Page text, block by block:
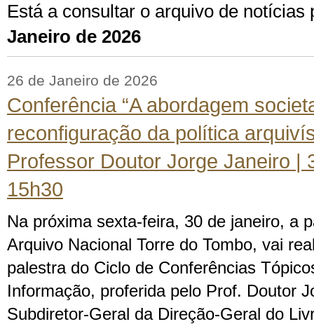
Está a consultar o arquivo de notícias
Janeiro de 2026
26 de Janeiro de 2026
Conferência “A abordagem
reconfiguração da política
Professor Doutor Jorge Janeiro |
15h30
Na próxima sexta-feira, 30 de janeiro, a
Arquivo Nacional Torre do Tombo, vai
palestra do Ciclo de Conferências
Informação, proferida pelo Prof. Doutor
Subdiretor-Geral da Direção-Geral do